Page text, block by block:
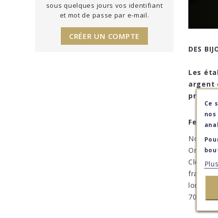
sous quelques jours vos identifiant
et mot de passe par e-mail.
CRÉER UN COMPTE
DES
Les
argent
Nous
Or 14
700
Ce
Ce
Ce